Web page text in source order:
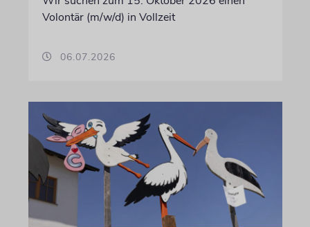
Volontär (m/w/d) in Vollzeit
06.07.2026